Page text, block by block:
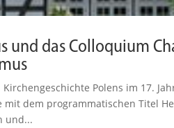
und das Colloquium
Polens im 17.
mit dem program­ma­ti­schen Titel
und...